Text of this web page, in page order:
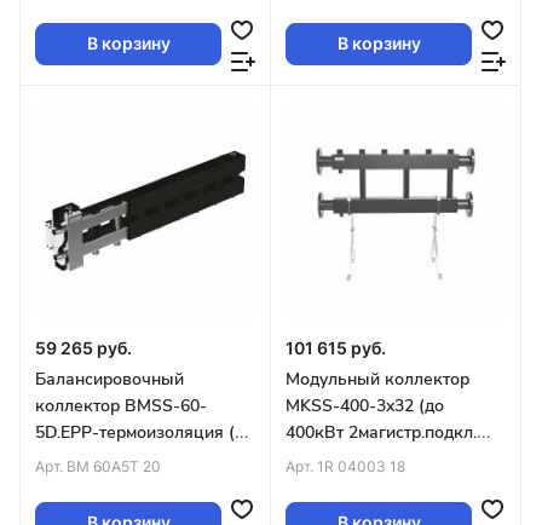
В корзину В корзину
59 265 руб.
Балансировочный
коллектор BMSS-60-
5D.EPP-термоизоляция (до
60кВт G1″ 4+1 контура G1″
Арт. BM 60A5T 20
101 615 руб.
Модульный коллектор
MKSS-400-3x32 (до
400кВт 2магистр.подкл.
Фл.Ду65 3контура G1¼″
Арт. 1R 04003 18